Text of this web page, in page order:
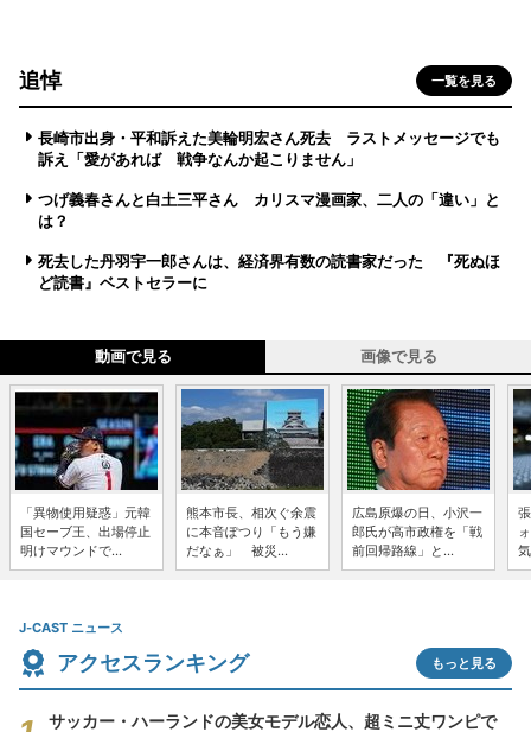
追悼 一覧を見る
長崎市出身・平和訴えた美輪明宏さん死去 ラストメッセージでも
訴え「愛があれば 戦争なんか起こりません」
つげ義春さんと白土三平さん カリスマ漫画家、二人の「違い」と
は？
死去した丹羽宇一郎さんは、経済界有数の読書家だった 『死ぬほ
ど読書』ベストセラーに
動画で見る 画像で見る
「異物使用疑惑」元韓
国セーブ王、出場停止
明けマウンドで...
熊本市長、相次ぐ余震
に本音ぽつり「もう嫌
だなぁ」 被災...
広島原爆の日、小沢一
郎氏が高市政権を「戦
前回帰路線」と...
J-CAST ニュース
アクセスランキング もっと見る
サッカー・ハーランドの美女モデル恋人、超ミニ丈ワンピで